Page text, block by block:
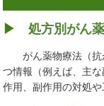
▶ 処方別がん
がん薬物療法（抗
つ情報（例えば、主
作用、副作用の対処や